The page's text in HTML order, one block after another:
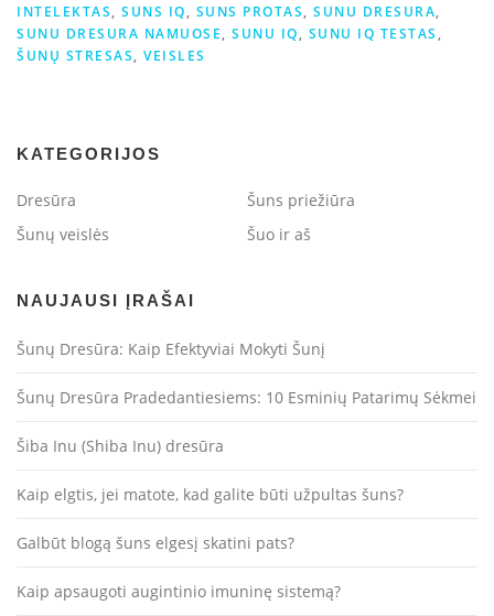
INTELEKTAS, SUNS IQ, SUNS PROTAS, SUNU DRESURA,
SUNU DRESURA NAMUOSE, SUNU IQ, SUNU IQ TESTAS ,
ŠUNŲ STRESAS, VEISLES
KATEGORIJOS
Dresūra
Šuns priežiūra
Šunų veislės
Šuo ir aš
NAUJAUSI ĮRAŠAI
Šunų Dresūra: Kaip Efektyviai Mokyti Šunį
Šunų Dresūra Pradedantiesiems: 10 Esminių Patarimų Sėkmei
Šiba Inu (Shiba Inu) dresūra
Kaip elgtis, jei matote, kad galite būti užpultas šuns?
Galbūt blogą šuns elgesį skatini pats?
Kaip apsaugoti augintinio imuninę sistemą?